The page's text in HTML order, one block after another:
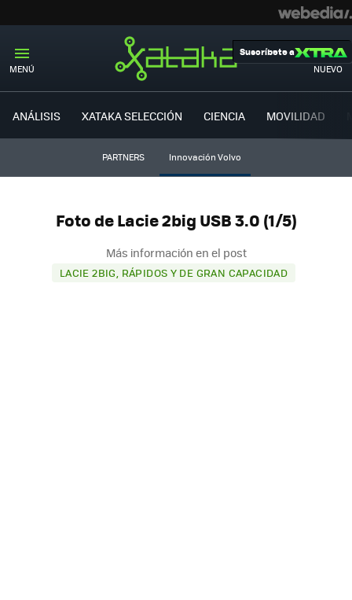
MENÚ NUEVO
Suscríbete a
ANÁLISIS XATAKA SELECCIÓN CIENCIA MOVILIDAD
PARTNERS Innovación Volvo
Foto de Lacie 2big USB 3.0 (1/5)
Más información en el post
LACIE 2BIG, RÁPIDOS Y DE GRAN CAPACIDAD